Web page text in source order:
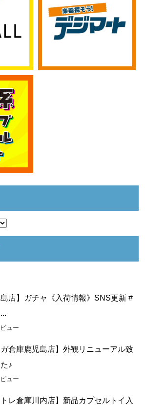
島店】ガチャ《入荷情報》SNS更新 #
ュー
ガ倉庫鹿児島店】外観リニューアル致
♪
ュー
トレ倉庫川内店】新品カプセルトイ入